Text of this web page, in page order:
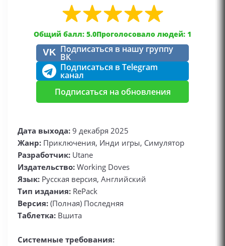
Общий балл: 5.0Проголосовало людей: 1
VK Подписаться в нашу группу
ВК
Подписаться в Telegram
канал
Подписаться на обновления
Дата выхода: 9 декабря 2025
Жанр: Приключения, Инди игры, Симулятор
Разработчик: Utane
Издательство: Working Doves
Язык: Русская версия, Английский
Тип издания: RePack
Версия: (Полная) Последняя
Таблетка: Вшита
Системные требования: